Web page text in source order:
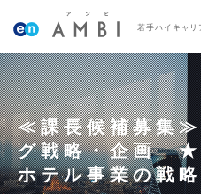
若手ハイキャリ
≪課長候補募集
グ戦略・企画 ★
ホテル事業の戦